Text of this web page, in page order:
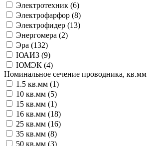
Электротехник (6)
Электрофарфор (8)
Электрофидер (13)
Энергомера (2)
Эра (132)
ЮАИЗ (9)
ЮМЭК (4)
Номинальное сечение проводника, кв.мм
1.5 кв.мм (1)
10 кв.мм (5)
15 кв.мм (1)
16 кв.мм (18)
25 кв.мм (16)
35 кв.мм (8)
50 кв.мм (3)